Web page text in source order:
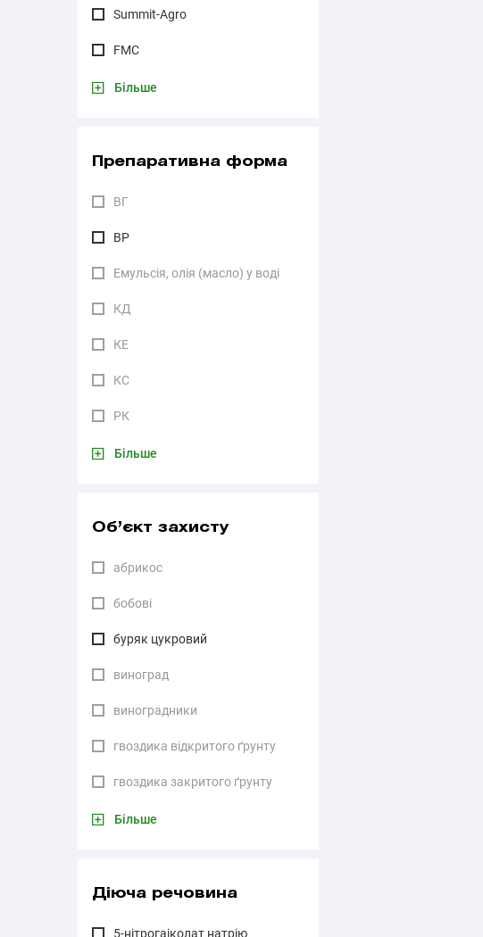
Summit-Agro
FMC
Більше
Препаративна форма
ВГ
ВР
Емульсія, олія (масло) у воді
КД
КЕ
КС
РК
Більше
Об’єкт захисту
абрикос
бобові
буряк цукровий
виноград
виноградники
гвоздика відкритого ґрунту
гвоздика закритого ґрунту
Більше
Діюча речовина
5-нітрогаіколат натрію